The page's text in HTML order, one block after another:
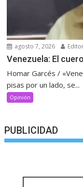
agosto 7, 2026
Venezuela: El
Homar Garcés /
pisas por un lado, se...
Opinión
PUBLICIDAD